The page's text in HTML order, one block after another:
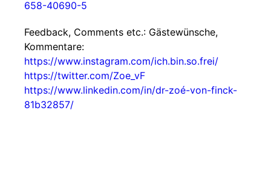
658-40690-5
Feedback, Comments etc.: Gästewünsche,
Kommentare:
https://www.instagram.com/ich.bin.so.frei/
https://twitter.com/Zoe_vF
https://www.linkedin.com/in/dr-zoé-von-finck-
81b32857/